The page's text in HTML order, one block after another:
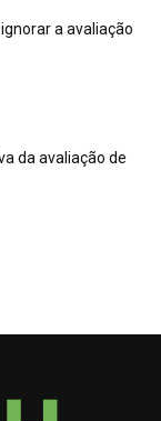
a avaliação
da avaliação de